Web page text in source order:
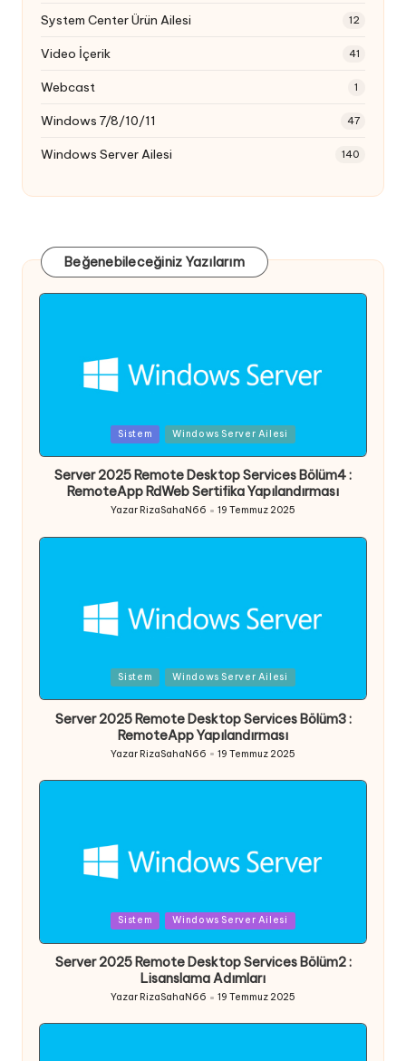
System Center Ürün Ailesi 12
Video İçerik 41
Webcast 1
Windows 7/8/10/11 47
Windows Server Ailesi 140
Beğenebileceğiniz Yazılarım
Sistem Windows Server Ailesi
Server 2025 Remote Desktop Services Bölüm4 :
RemoteApp RdWeb Sertifika Yapılandırması
Yazar RizaSahaN66 19 Temmuz 2025
Sistem Windows Server Ailesi
Server 2025 Remote Desktop Services Bölüm3 :
RemoteApp Yapılandırması
Posted
by
Yazar RizaSahaN66 19 Temmuz 2025
Sistem Windows Server Ailesi
Server 2025 Remote Desktop Services Bölüm2 :
Lisanslama Adımları
Posted
by
Yazar RizaSahaN66 19 Temmuz 2025